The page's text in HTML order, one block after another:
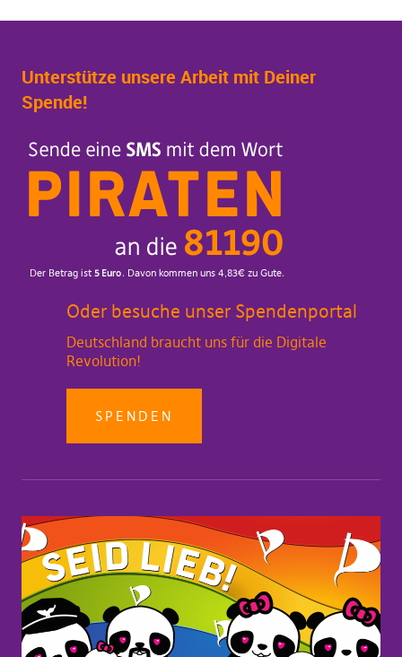
Unterstütze unsere Arbeit mit Deiner
Spende!
Oder besuche unser Spendenportal
Deutschland braucht uns für die Digitale
Revolution!
SPENDEN